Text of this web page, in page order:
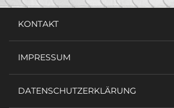
KONTAKT
IMPRESSUM
DATENSCHUTZERKLÄRUNG